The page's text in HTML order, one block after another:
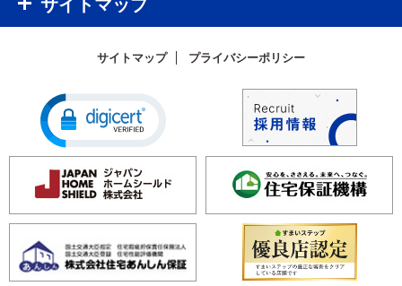
サイトマップ
サイトマップ プライバシーポリシー